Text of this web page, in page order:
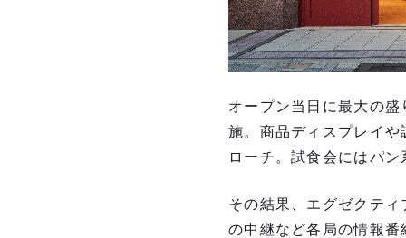
オープン当日に最大の
施。商品ディスプレイ
ローチ。試食会にはパ
その結果、エグゼクテ
の中継など各局の情報